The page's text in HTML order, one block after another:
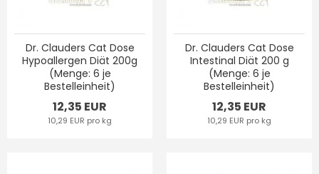
Dr. Clauders Cat Dose
Hypoallergen Diät 200g
(Menge: 6 je
Bestelleinheit)
12,35 EUR
10,29 EUR pro kg
Dr. Clauders Cat Dose
Intestinal Diät 200 g
(Menge: 6 je
Bestelleinheit)
12,35 EUR
10,29 EUR pro kg